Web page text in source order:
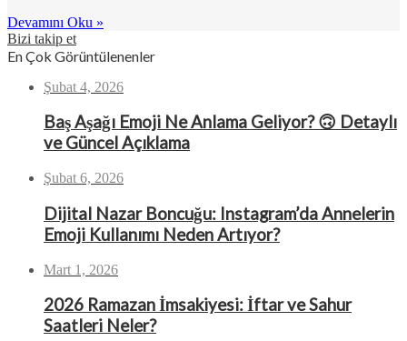
Devamını Oku »
Bizi takip et
En Çok Görüntülenenler
Şubat 4, 2026
Baş Aşağı Emoji Ne Anlama Geliyor? 🙃 Detaylı
ve Güncel Açıklama
Şubat 6, 2026
Dijital Nazar Boncuğu: Instagram’da Annelerin
Emoji Kullanımı Neden Artıyor?
Mart 1, 2026
2026 Ramazan İmsakiyesi: İftar ve Sahur
Saatleri Neler?